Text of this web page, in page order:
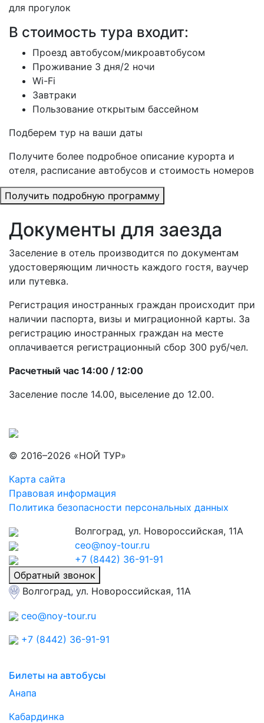
для прогулок
В стоимость тура входит:
Проезд автобусом/микроавтобусом
Проживание 3 дня/2 ночи
Wi-Fi
Завтраки
Пользование открытым бассейном
Подберем тур на ваши даты
Получите более подробное описание курорта и
отеля, расписание автобусов и стоимость номеров
Получить подробную программу
Документы для заезда
Заселение в отель производится по документам
удостоверяющим личность каждого гостя, ваучер
или путевка.
Регистрация иностранных граждан происходит при
наличии паспорта, визы и миграционной карты. За
регистрацию иностранных граждан на месте
оплачивается регистрационный сбор 300 руб/чел.
Расчетный час 14:00 / 12:00
Заселение после 14.00, выселение до 12.00.
© 2016–2026 «НОЙ ТУР»
Карта сайта
Правовая информация
Политика безопасности персональных данных
Волгоград, ул. Новороссийская, 11А
ceo@noy-tour.ru
+7 (8442) 36-91-91
Обратный звонок
Волгоград, ул. Новороссийская, 11А
ceo@noy-tour.ru
+7 (8442) 36-91-91
Билеты на автобусы
Анапа
Кабардинка